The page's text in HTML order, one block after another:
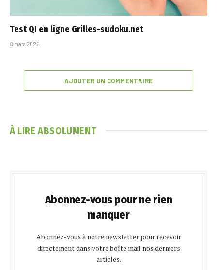
Test QI en ligne Grilles-sudoku.net​
8 mars 2026
AJOUTER UN COMMENTAIRE
À LIRE ABSOLUMENT
Abonnez-vous pour ne rien
manquer
Abonnez-vous à notre newsletter pour recevoir
directement dans votre boîte mail nos derniers
articles.